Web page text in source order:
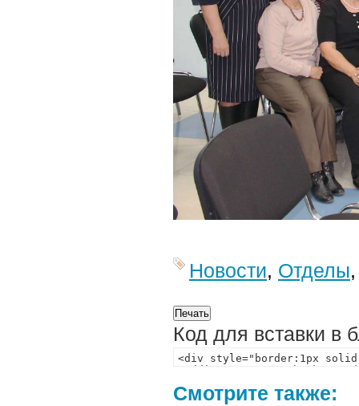
Новости, Отделы
Код для вставки в
Смотрите также: